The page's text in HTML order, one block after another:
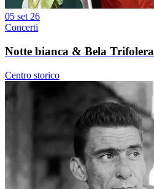
05 set 26
Concerti
Notte bianca & Bela Trifolera
Centro storico